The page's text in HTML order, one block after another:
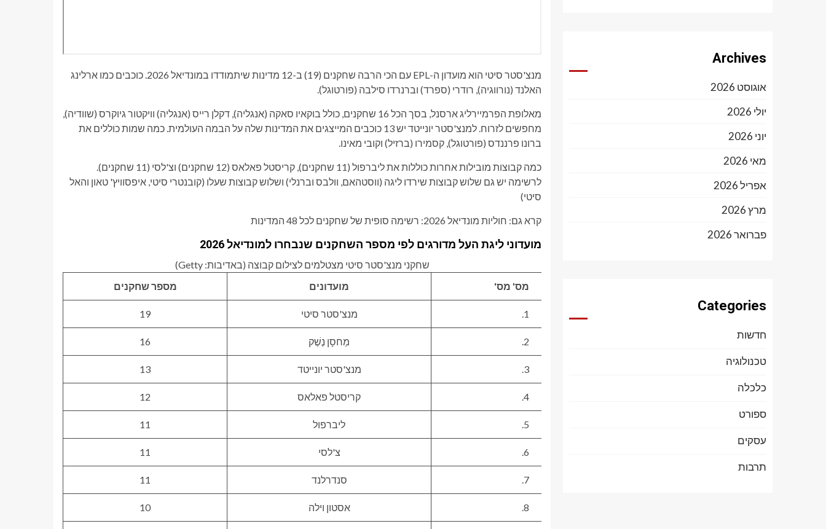
מנצ'סטר סיטי הוא מועדון ה-EPL עם הכי הרבה שחקנים (19) ב-12 מדינות שיתמודדו במונדיאל 2026. כוכבים כמו ארלינג
האלנד (נורווגיה), רודרי (ספרד) וברנרדו סילבה (פורטוגל).
מאלופת הפרמיירליג ארסנל, בסך הכל 16 שחקנים, כולל בוקאיו סאקה (אנגליה), דקלן רייס (אנגליה) וויקטור גיוקרס (שוודיה),
מחפשים לזרוח. למנצ'סטר יונייטד יש 13 כוכבים המייצגים את המדינות שלה על הבמה העולמית. כמה שמות כוללים את
ברונו פרננדס (פורטוגל), קסמירו (ברזיל) וקובי מאינו.
כמה קבוצות מובילות אחרות כוללות את ליברפול (11 שחקנים), קריסטל פאלאס (12 שחקנים) וצ'לסי (11 שחקנים).
לרשימה יש גם שלוש קבוצות שירדו ליגה (ווסטהאם, וולבס וברנלי) ושלוש קבוצות שעלו (קובנטרי סיטי, איפסוויץ' טאון והאל
סיטי)
קרא גם: חוליות מונדיאל 2026: רשימה סופית של שחקנים לכל 48 המדינות
מועדוני ליגת העל מדורגים לפי מספר השחקנים שנבחרו למונדיאל 2026
שחקני מנצ'סטר סיטי מצטלמים לצילום קבוצה (באדיבות: Getty)
מס' מס'
מועדונים מספר שחקנים
1. מנצ'סטר סיטי 19
2. מַחסָן נֶשֶׁק 16
3. מנצ'סטר יונייטד 13
4. קריסטל פאלאס 12
5. ליברפול 11
6. צ'לסי 11
7. סנדרלנד 11
8. אסטון וילה 10
Archives
אוגוסט 2026
יולי 2026
יוני 2026
מאי 2026
אפריל 2026
מרץ 2026
פברואר 2026
Categories
חדשות
טכנולוגיה
כלכלה
ספורט
עסקים
תרבות